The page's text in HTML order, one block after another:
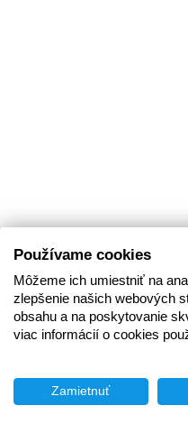
Používame cookies
Môžeme ich umiestniť na
zlepšenie našich webových
obsahu a na poskytovanie
viac informácií o cookies
Zamietnuť